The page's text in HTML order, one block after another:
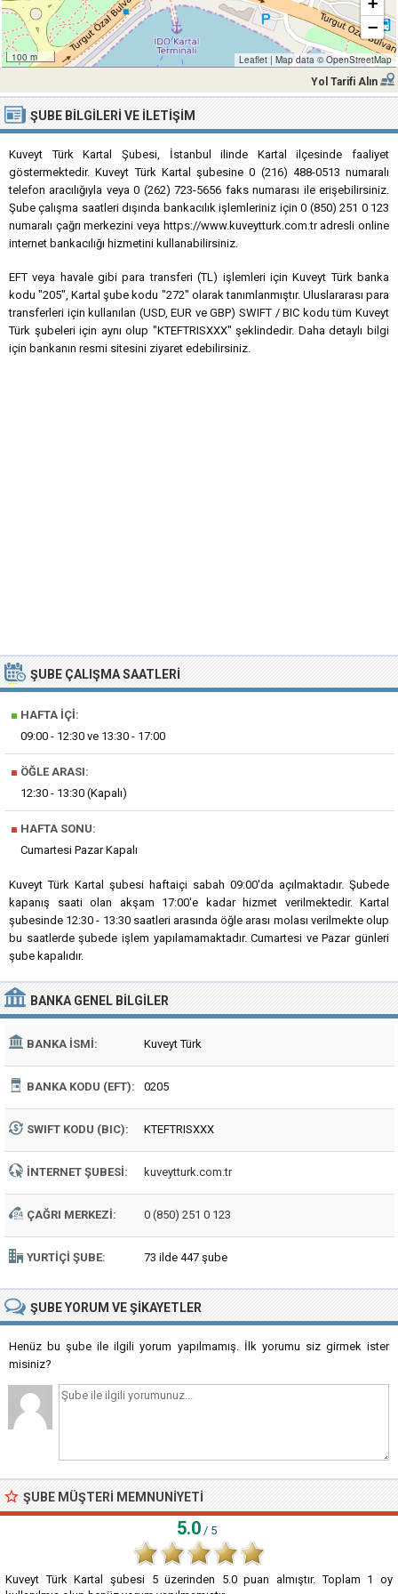
100 m
−
Leaflet | Map data © OpenStreetMap
Yol Tarifi Alın
ŞUBE BILGILERI VE İLETIŞIM
Kuveyt Türk Kartal Şubesi, İstanbul ilinde Kartal ilçesinde faaliyet
göstermektedir. Kuveyt Türk Kartal şubesine 0 (216) 488-0513 numaralı
telefon aracılığıyla veya 0 (262) 723-5656 faks numarası ile erişebilirsiniz.
Şube çalışma saatleri dışında bankacılık işlemleriniz için 0 (850) 251 0 123
numaralı çağrı merkezini veya https://www.kuveytturk.com.tr adresli online
internet bankacılığı hizmetini kullanabilirsiniz.
EFT veya havale gibi para transferi (TL) işlemleri için Kuveyt Türk banka
kodu "205", Kartal şube kodu "272" olarak tanımlanmıştır. Uluslararası para
transferleri için kullanılan (USD, EUR ve GBP) SWIFT / BIC kodu tüm Kuveyt
Türk şubeleri için aynı olup "KTEFTRISXXX" şeklindedir. Daha detaylı bilgi
için bankanın resmi sitesini ziyaret edebilirsiniz.
ŞUBE ÇALIŞMA SAATLERI
■ HAFTA İÇI:
09:00 - 12:30 ve 13:30 - 17:00
■ ÖĞLE ARASI:
12:30 - 13:30 (Kapalı)
■ HAFTA SONU:
Cumartesi Pazar Kapalı
Kuveyt Türk Kartal şubesi haftaiçi sabah 09:00'da açılmaktadır. Şubede
kapanış saati olan akşam 17:00'e kadar hizmet verilmektedir. Kartal
şubesinde 12:30 - 13:30 saatleri arasında öğle arası molası verilmekte olup
bu saatlerde şubede işlem yapılamamaktadır. Cumartesi ve Pazar günleri
şube kapalıdır.
BANKA GENEL BILGILER
BANKA İSMI: Kuveyt Türk
BANKA KODU (EFT): 0205
SWIFT KODU (BIC): KTEFTRISXXX
İNTERNET ŞUBESI: kuveytturk.com.tr
ÇAĞRI MERKEZI: 0 (850) 251 0 123
YURTIÇI ŞUBE: 73 ilde 447 şube
ŞUBEYORUM VE ŞIKAYETLER
Henüz bu şube ile ilgili yorum yapılmamış. İlk yorumu siz girmek ister
misiniz?
ŞUBE MÜŞTERI MEMNUNIYETI
5.0 / 5
Kuveyt Türk Kartal şubesi 5üzerinden 5.0puan almıştır. Toplam 1
oy